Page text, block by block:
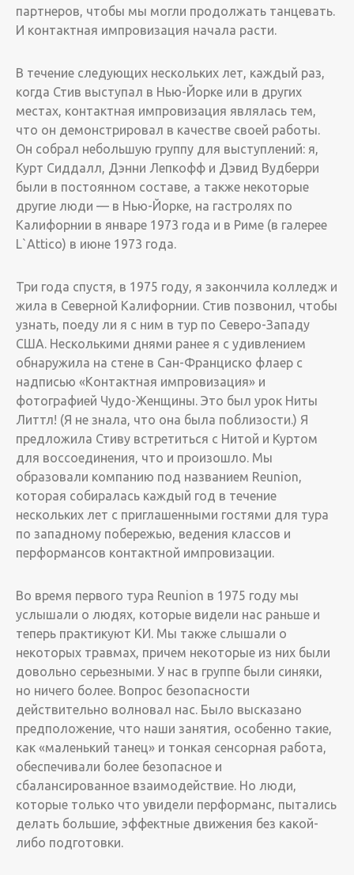
партнеров, чтобы мы могли продолжать танцевать.
И контактная импровизация начала расти.
В течение следующих нескольких лет, каждый раз,
когда Стив выступал в Нью-Йорке или в других
местах, контактная импровизация являлась тем,
что он демонстрировал в качестве своей работы.
Он собрал небольшую группу для выступлений: я,
Курт Сиддалл, Дэнни Лепкофф и Дэвид Вудберри
были в постоянном составе, а также некоторые
другие люди — в Нью-Йорке, на гастролях по
Калифорнии в январе 1973 года и в Риме (в галерее
L`Attico) в июне 1973 года.
Три года спустя, в 1975 году, я закончила колледж и
жила в Северной Калифорнии. ­Стив позвонил, чтобы
узнать, поеду ли я с ним в тур по Северо-Западу
США. Несколькими днями ранее я с удивлением
обнаружила на стене в Сан-Франциско флаер с
надписью «Контактная импровизация» и
фотографией Чудо-Женщины. Это был урок Ниты
Литтл! (Я не знала, что она была поблизости.) Я
предложила Стиву встретиться с Нитой и Куртом
для воссоединения, что и произошло. Мы
образовали компанию под названием Reunion,
которая собиралась каждый год в течение
нескольких лет с приглашенными гостями для тура
по западному побережью, ведения классов и
перформансов контактной импровизации.­­
Во время первого тура Reunion в 1975 году мы
услышали о людях, которые видели нас раньше и
теперь практикуют КИ. Мы также слышали о
некоторых травмах, причем некоторые из них были
довольно серьезными. У нас в группе были синяки,
но ничего более. Вопрос безопасности
действительно волновал нас. Было высказано
предположение, что наши занятия, особенно такие,
как «маленький танец» и тонкая сенсорная работа,
обеспечивали более безопасное и
сбалансированное взаимодействие. Но люди,
которые только что увидели перформанс, пытались
делать большие, эффектные движения без какой-
либо подготовки.